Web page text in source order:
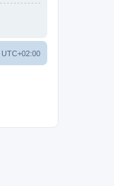
UTC+02:00